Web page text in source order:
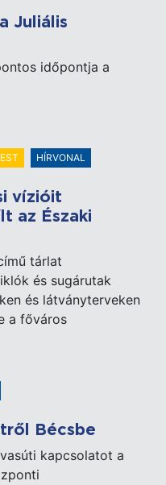
Juliális
időpontja a
HÍRVONAL
vízióit
az Északi
tárlat
és sugárutak
és látványterveken
a főváros
Bécsbe
kapcsolatot a